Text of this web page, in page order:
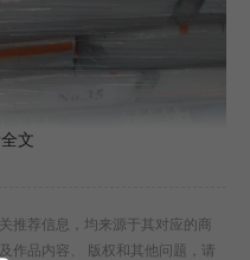
：透光率可达89% - 90%，
文
推荐信息，均来源于其对应的商
作品内容、 版权和其他问题，请